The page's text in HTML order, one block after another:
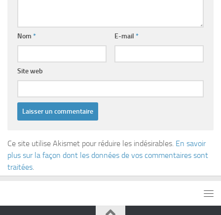
Nom * E-mail *
Site web
Ce site utilise Akismet pour réduire les indésirables. En savoir
plus sur la façon dont les données de vos commentaires sont
traitées